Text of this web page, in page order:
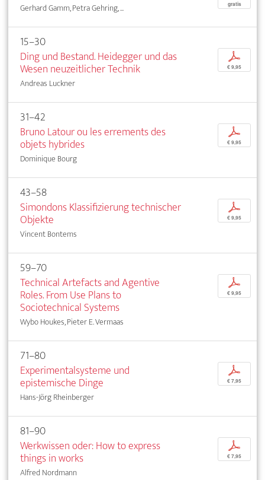
Gerhard Gamm, Petra Gehring, ... gratis
15–30
Ding und Bestand. Heidegger und das
Wesen neuzeitlicher Technik
Andreas Luckner
p
€ 9,95
31–42
Bruno Latour ou les errements des
objets hybrides
Dominique Bourg
p
€ 9,95
43–58
Simondons Klassifizierung technischer
Objekte
Vincent Bontems
p
€ 9,95
59–70
Technical Artefacts and Agentive
Roles. From Use Plans to
Sociotechnical Systems
Wybo Houkes, Pieter E. Vermaas
p
€ 9,95
71–80
Experimentalsysteme und
epistemische Dinge
Hans-Jörg Rheinberger
p
€ 7,95
81–90
Werkwissen oder: How to express
things in works
Alfred Nordmann
p
€ 7,95